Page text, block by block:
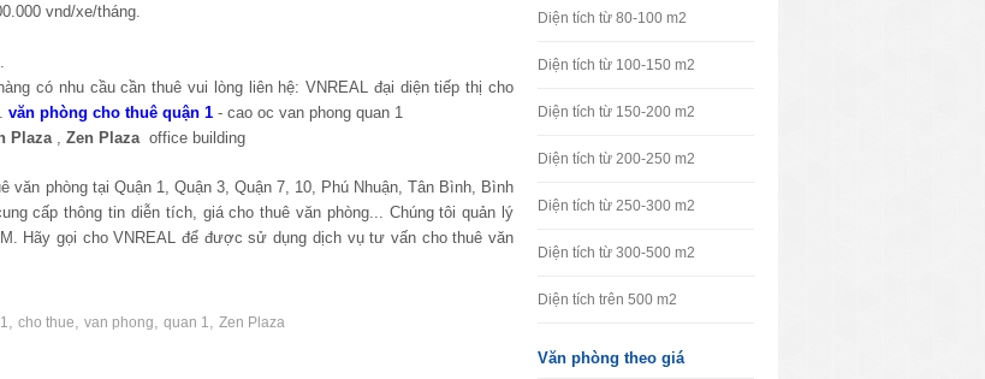
vnd/xe/tháng.
có nhu cầu cần thuê vui lòng liên hệ: VNREAL đại diện tiếp thị cho
văn phòng cho thuê quận 1 - cao oc van phong quan 1
Plaza Zen Plaza office building
văn phòng tại Quận 1, Quận 3, Quận 7, 10, Phú Nhuận, Tân Bình, Bình
cấp thông tin diễn tích, giá cho thuê văn phòng... Chúng tôi quản lý
Hãy gọi cho VNREAL để được sử dụng dịch vụ tư vấn cho thuê văn
cho thue van phong quan 1 Zen Plaza
Diện tích từ 80-100 m2
Diện tích từ 100-150 m2
Diện tích từ 150-200 m2
Diện tích từ 200-250 m2
Diện tích từ 250-300 m2
Diện tích từ 300-500 m2
Diện tích trên 500 m2
Văn phòng theo giá